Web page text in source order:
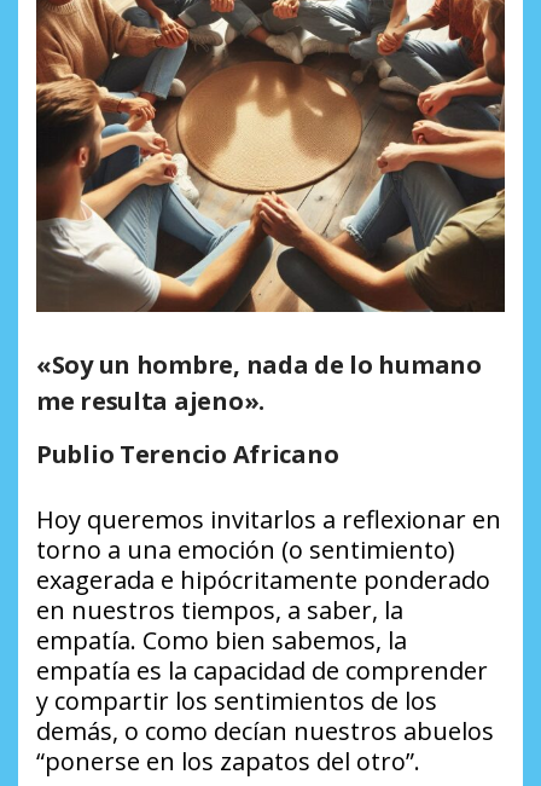
«Soy un hombre, nada de lo humano
me resulta ajeno».
Publio Terencio Africano
Hoy queremos invitarlos a reflexionar en
torno a una emoción (o sentimiento)
exagerada e hipócritamente ponderado
en nuestros tiempos, a saber, la
empatía. Como bien sabemos, la
empatía es la capacidad de comprender
y compartir los sentimientos de los
demás, o como decían nuestros abuelos
“ponerse en los zapatos del otro”.